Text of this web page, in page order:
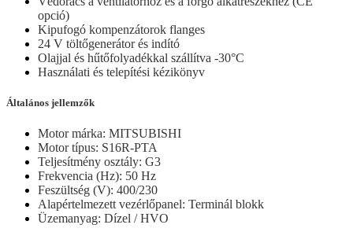
opció)
Kipufogó kompenzátorok flanges
24 V töltőgenerátor és indító
Olajjal és hűtőfolyadékkal szállítva -30°C
Használati és telepítési kézikönyv
Általános jellemzők
Motor márka: MITSUBISHI
Motor típus: S16R-PTA
Teljesítmény osztály: G3
Frekvencia (Hz): 50 Hz
Feszültség (V): 400/230
Alapértelmezett vezérlőpanel: Terminál blokk
Üzemanyag: Dízel / HVO